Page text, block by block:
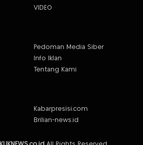
VIDEO
Pedoman Media Siber
Info Iklan
Tentang Kami
Kabarpresisi.com
Brilian-news.id